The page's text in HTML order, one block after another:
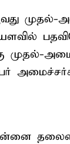
முதல்-